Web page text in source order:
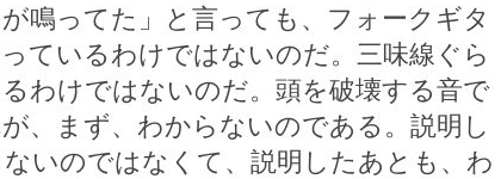
鳴ってた」と言っても、フォークギタ
ているわけではないのだ。三味線ぐら
わけではないのだ。頭を破壊する音で
、まず、わからないのである。説明し
いのではなくて、説明したあとも、わ